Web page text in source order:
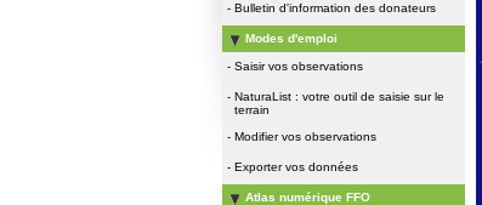
- Bulletin d'information des donateurs
Modes d'emploi
- Saisir vos observations
- NaturaList : votre outil de saisie sur le
terrain
- Modifier vos observations
- Exporter vos données
Atlas numérique FFO